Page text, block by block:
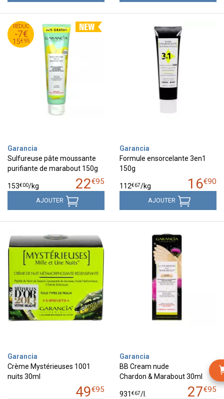
RÉDUC
-7€
15€95
22
€
95
15
€
95
Garancia
Sulfureuse pâte moussante
purifiante de marabout 150g
22€95
153€00/kg
AJOUTER
Garancia
Formule ensorcelante 3en1
150g
16€90
112€67/kg
AJOUTER
Garancia
Crème Mystérieuses 1001
nuits 30ml
49€95
Garancia
BB Cream nude
Chardon & Marabout 30ml
27€95
931 €67/